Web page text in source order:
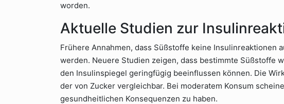
worden.
Aktuelle Studien zur
Frühere Annahmen, dass Süßstoffe keine Insulinreaktionen
werden. Neuere Studien zeigen, dass bestimmte Süßstoffe
den Insulinspiegel geringfügig beeinflussen können. Die
der von Zucker vergleichbar. Bei moderatem Konsum
gesundheitlichen Konsequenzen zu haben.